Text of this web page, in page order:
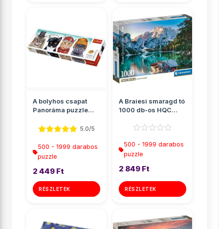
A bolyhos csapat
Panoráma puzzle
5.0/5
500 - 1999 darabos
puzzle
2 449 Ft
RÉSZLETEK
A Braiesi smaragd tó
1000 db-os HQC
Cle...
500 - 1999 darabos
puzzle
2 849 Ft
RÉSZLETEK